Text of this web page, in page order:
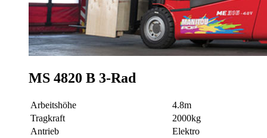
MS 4820 B 3-Rad
Arbeitshöhe
4.8m
Tragkraft
2000kg
Antrieb
Elektro